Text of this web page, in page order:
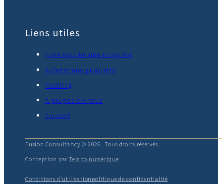
Liens utiles
Faire inscrire une propriété
Acheter une propriété
Yachting
À propos de nous
Contact
Fusion Consultancy © 2026. Tous droits réservés.
Conception par Tempo numérique
Conditions d'utilisationpolitique de confidentialité